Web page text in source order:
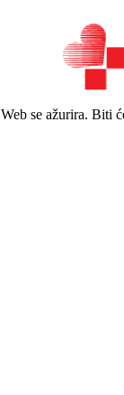
Web se ažurira. Biti